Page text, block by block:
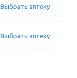
Выбрать аптеку
Выбрать аптеку